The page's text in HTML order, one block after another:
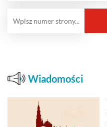
Wiadomości